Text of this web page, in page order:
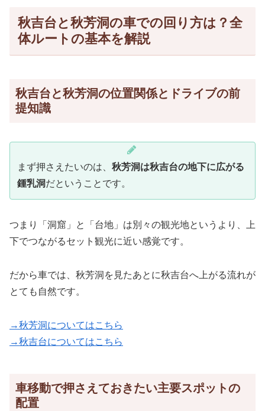
秋吉台と秋芳洞の車での回り方は？全
体ルートの基本を解説
秋吉台と秋芳洞の位置関係とドライブの前
提知識
まず押さえたいのは、 秋芳洞は秋吉台の地下に広がる
鍾乳洞だということです。
つまり「洞窟」と「台地」は別々の観光地というより、上
下でつながるセット観光に近い感覚です。
だから車では、秋芳洞を見たあとに秋吉台へ上がる流れが
とても自然です。
→秋芳洞についてはこちら
→秋吉台についてはこちら
車移動で押さえておきたい主要スポットの
配置